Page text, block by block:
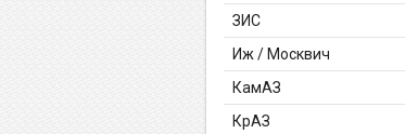
ЗИС
Иж / Москвич
КамАЗ
КрАЗ